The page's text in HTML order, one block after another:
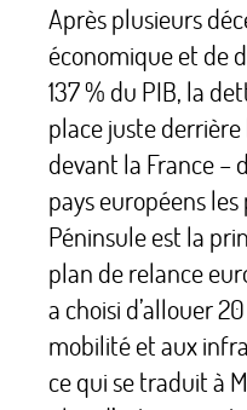
Après plusieurs
économique et de
137% du PIB, la
place juste derrière
devant la France–
pays européens
Péninsule est la
plan de relance
a choisi d’allouer
mobilité et aux
ce qui se traduit à